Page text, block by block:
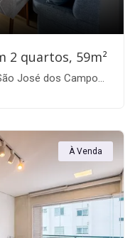
2 quartos, 59m²
José dos Campos-SP
À Venda